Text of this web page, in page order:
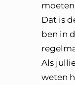
Dat is
ben in
Als
weten